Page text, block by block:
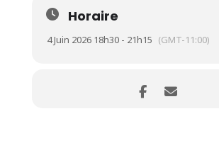
Horaire
4 Juin 2026 18h30 - 21h15 (GMT-11:00)